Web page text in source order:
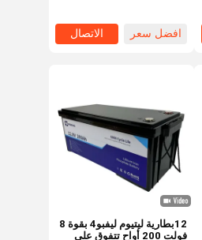
افضل سعر الاتصال
12بطارية ليتيوم ليفبو4 بقوة 8
فولت 200 أواح تتفوق على